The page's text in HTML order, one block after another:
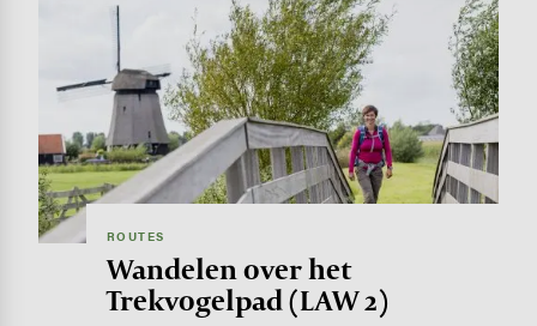
ROUTES
Wandelen over het
Trekvogelpad (LAW 2)